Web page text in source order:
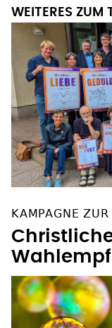
WEITERES ZUM
KAMPAGNE